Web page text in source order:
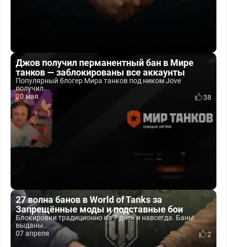
Джов получил перманентный бан в Мире
танков — заблокированы все аккаунты
Популярный блогер Мира танков под ником Jove
получил...
20 мая
38
27 волна банов в World of Tanks за
Запрещённые моды и подставные бои
Блокировки традиционно на 7 дней и навсегда. Баны
выданы...
07 апреля
2